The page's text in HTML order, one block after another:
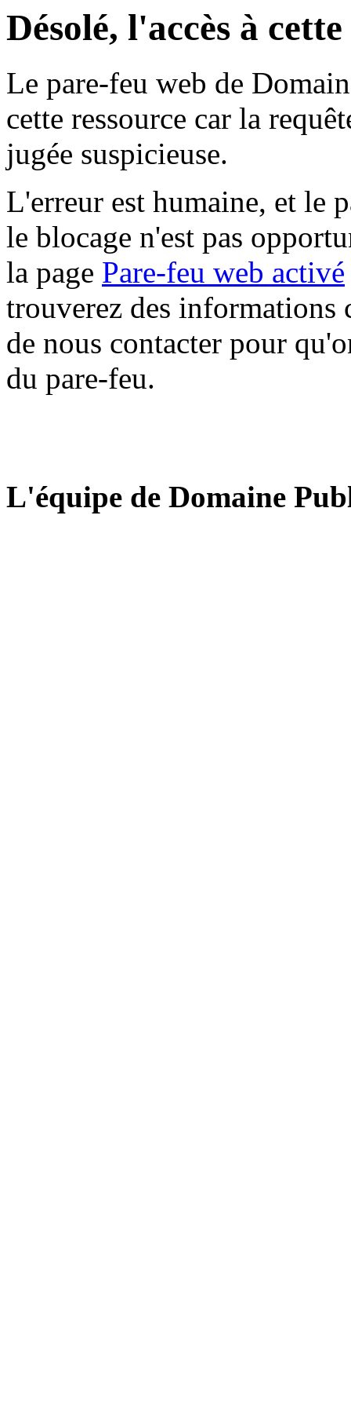
Désolé, l'accès à
Le pare-feu web de
cette ressource car la
jugée suspicieuse.
L'erreur est humaine, et le
le blocage n'est pas
la page Pare-feu web activé
trouverez des informations
de nous contacter pour
du pare-feu.
L'équipe de Domaine